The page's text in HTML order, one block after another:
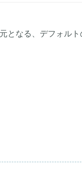
となる、デフォル